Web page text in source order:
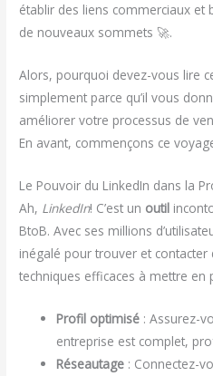
établir des liens commerciaux
de nouveaux sommets 🚀.
Alors, pourquoi devez-vous lire
simplement parce qu’il vous
améliorer votre processus de
En avant, commençons ce
Le Pouvoir du LinkedIn dans la
Ah, LinkedIn! C’est un outil
BtoB. Avec ses millions
inégalé pour trouver et contacter
techniques efficaces à mettre en
Profil optimisé : Assurez-
entreprise est complet,
Réseautage : Connectez-